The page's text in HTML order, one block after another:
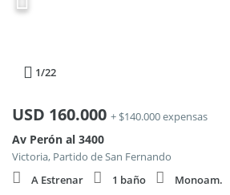
1/22
USD 160.000 + $140.000 expensas
Av Perón al 3400
Victoria, Partido de San Fernando
A Estrenar
1 baño
Monoam.